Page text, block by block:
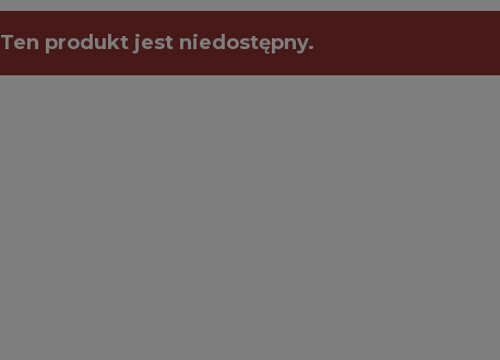
Ten produkt jest niedostępny.